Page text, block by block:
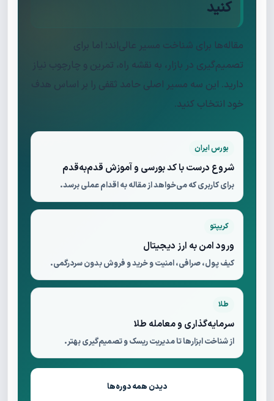
کنید
مقاله‌ها برای شناخت مسیر عالی‌اند؛ اما برای
تصمیم‌گیری در بازار، به نقشه راه، تمرین و چارچوب نیاز
دارید. این سه مسیر اصلی حامد ثقفی را بر اساس هدف
خود انتخاب کنید.
بورس ایران
شروع درست با کد بورسی و آموزش قدم‌به‌قدم
برای کاربری که می‌خواهد از مقاله به اقدام عملی برسد.
کریپتو
ورود امن به ارز دیجیتال
کیف پول، صرافی، امنیت و خرید و فروش بدون سردرگمی.
طلا
سرمایه‌گذاری و معامله طلا
از شناخت ابزارها تا مدیریت ریسک و تصمیم‌گیری بهتر.
دیدن همه دوره‌ها